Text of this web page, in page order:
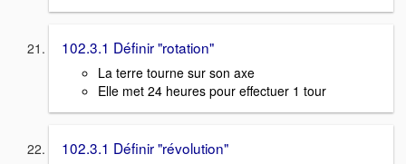
102.3.1 Définir "rotation"
La terre tourne sur son axe
Elle met 24 heures pour effectuer 1 tour
102.3.1 Définir "révolution"